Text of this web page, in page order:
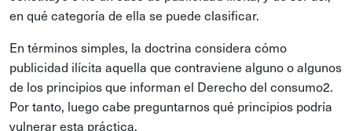
en qué categoría de ella se puede clasificar.
En términos simples, la doctrina considera cómo
publicidad ilícita aquella que contraviene alguno o algunos
de los principios que informan el Derecho del consumo2.
Por tanto, luego cabe preguntarnos qué principios podría
vulnerar esta práctica.